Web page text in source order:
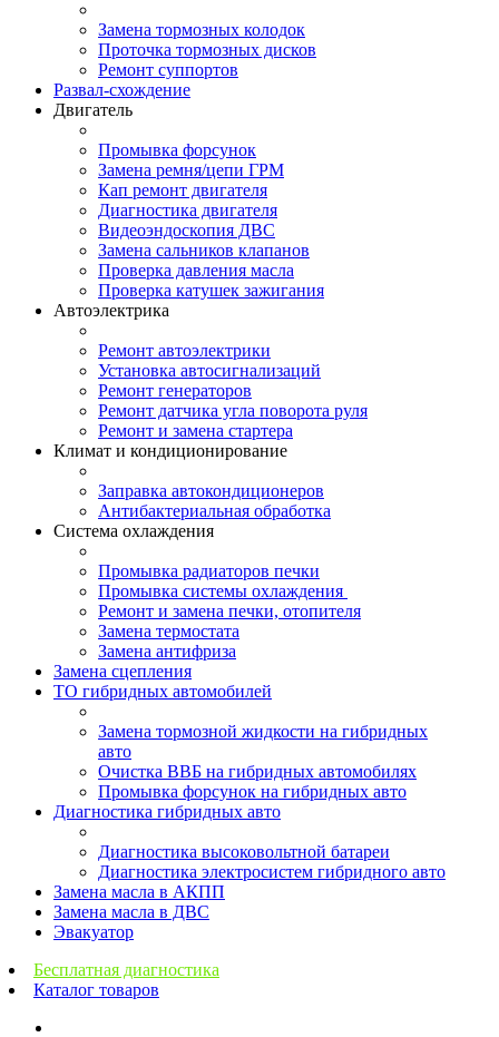
Замена тормозных колодок
Проточка тормозных дисков
Ремонт суппортов
Развал-схождение
Двигатель
Промывка форсунок
Замена ремня/цепи ГРМ
Кап ремонт двигателя
Диагностика двигателя
Видеоэндоскопия ДВС
Замена сальников клапанов
Проверка давления масла
Проверка катушек зажигания
Автоэлектрика
Ремонт автоэлектрики
Установка автосигнализаций
Ремонт генераторов
Ремонт датчика угла поворота руля
Ремонт и замена стартера
Климат и кондиционирование
Заправка автокондиционеров
Антибактериальная обработка
Система охлаждения
Промывка радиаторов печки
Промывка системы охлаждения
Ремонт и замена печки, отопителя
Замена термостата
Замена антифриза
Замена сцепления
ТО гибридных автомобилей
Замена тормозной жидкости на гибридных
авто
Очистка ВВБ на гибридных автомобилях
Промывка форсунок на гибридных авто
Диагностика гибридных авто
Диагностика высоковольтной батареи
Диагностика электросистем гибридного авто
Замена масла в АКПП
Замена масла в ДВС
Эвакуатор
Бесплатная диагностика
Каталог товаров